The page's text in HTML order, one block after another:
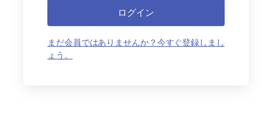
ログイン
まだ会員ではありませんか？今すぐ登録しまし
ょう。